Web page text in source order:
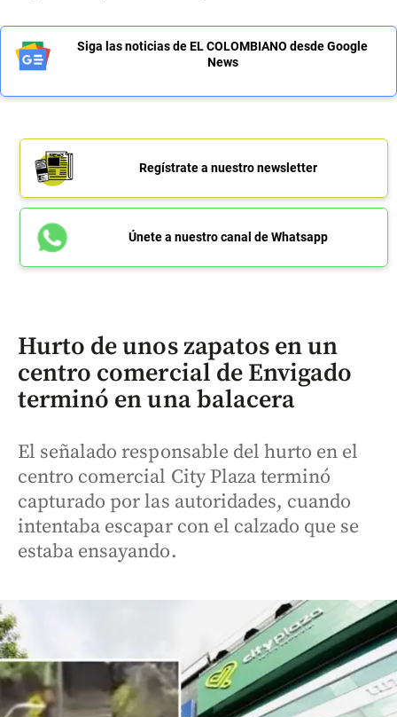
Siga las noticias de EL COLOMBIANO desde Google
News
Regístrate a nuestro newsletter
Únete a nuestro canal de Whatsapp
Hurto de unos zapatos en un
centro comercial de Envigado
terminó en una balacera
El señalado responsable del hurto en el
centro comercial City Plaza terminó
capturado por las autoridades, cuando
intentaba escapar con el calzado que se
estaba ensayando.